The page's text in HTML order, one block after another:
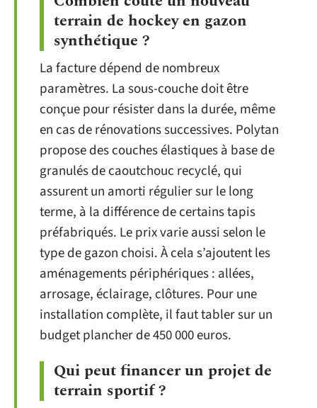
terrain de hockey en gazon
synthétique ?
La facture dépend de nombreux
paramètres. La sous-couche doit être
conçue pour résister dans la durée, même
en cas de rénovations successives. Polytan
propose des couches élastiques à base de
granulés de caoutchouc recyclé, qui
assurent un amorti régulier sur le long
terme, à la différence de certains tapis
préfabriqués. Le prix varie aussi selon le
type de gazon choisi. À cela s’ajoutent les
aménagements périphériques : allées,
arrosage, éclairage, clôtures. Pour une
installation complète, il faut tabler sur un
budget plancher de 450 000 euros.
Qui peut financer un projet de
terrain sportif ?